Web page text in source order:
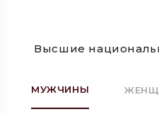
Высшие
МУЖЧИНЫ